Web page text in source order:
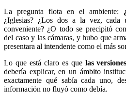
La pregunta flota en el ambiente:
¿Iglesias? ¿Los dos a la vez, cada
conveniente? ¿O todo se precipitó
del caso y las cámaras, y hubo que
presentara al intendente como el más
Lo que está claro es que las
debería explicar, en un ámbito
exactamente qué sabía cada uno,
información no fluyó como debía.